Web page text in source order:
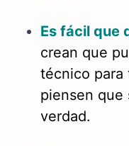
Es fácil que
crean que
técnico para
piensen que
verdad.